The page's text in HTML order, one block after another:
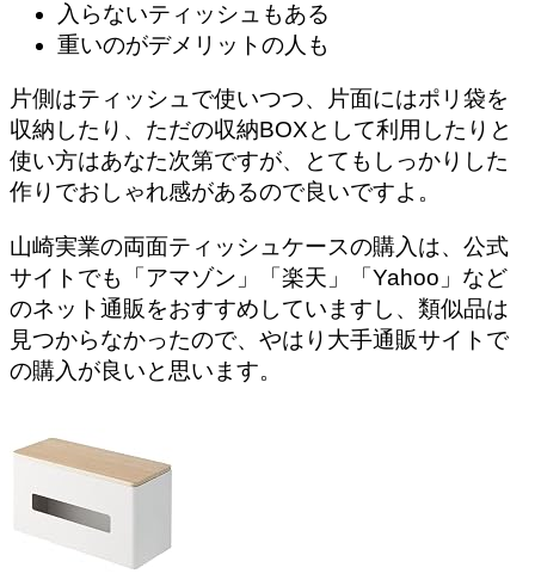
入らないティッシュもある
重いのがデメリットの人も
片側はティッシュで使いつつ、片面にはポリ袋を
収納したり、ただの収納BOXとして利用したりと
使い方はあなた次第ですが、とてもしっかりした
作りでおしゃれ感があるので良いですよ。
山崎実業の両面ティッシュケースの購入は、公式
サイトでも「アマゾン」「楽天」「Yahoo」など
のネット通販をおすすめしていますし、類似品は
見つからなかったので、やはり大手通販サイトで
の購入が良いと思います。